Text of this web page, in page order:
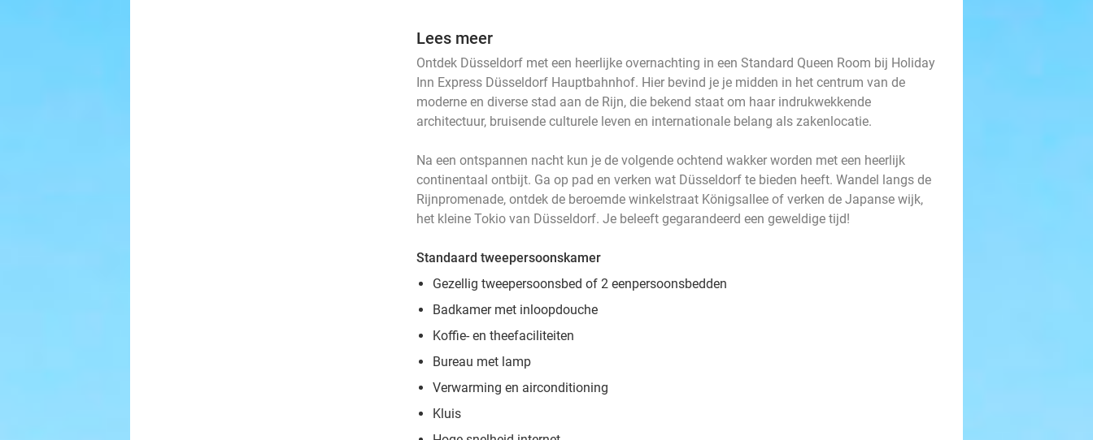
Lees meer
Ontdek Düsseldorf met een heerlijke overnachting in een Standard Queen Room bij Holiday
Inn Express Düsseldorf Hauptbahnhof. Hier bevind je je midden in het centrum van de
moderne en diverse stad aan de Rijn, die bekend staat om haar indrukwekkende
architectuur, bruisende culturele leven en internationale belang als zakenlocatie.
Na een ontspannen nacht kun je de volgende ochtend wakker worden met een heerlijk
continentaal ontbijt. Ga op pad en verken wat Düsseldorf te bieden heeft. Wandel langs de
Rijnpromenade, ontdek de beroemde winkelstraat Königsallee of verken de Japanse wijk,
het kleine Tokio van Düsseldorf. Je beleeft gegarandeerd een geweldige tijd!
Standaard tweepersoonskamer
Gezellig tweepersoonsbed of 2 eenpersoonsbedden
Badkamer met inloopdouche
Koffie- en theefaciliteiten
Bureau met lamp
Verwarming en airconditioning
Kluis